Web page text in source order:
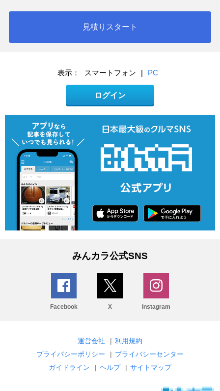
見積りスタート
表示： スマートフォン | PC
ログイン
みんカラ公式SNS
Facebook X Instagram
運営会社 | 利用規約
プライバシーポリシー
| プライバシーセンター
ガイドライン
| ヘルプ | サイトマップ